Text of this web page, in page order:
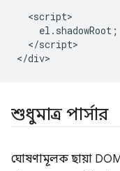
  <script>
  </script>
শুধুমাত্র পার্সার
ঘোষণামূলক ছায়া DOM